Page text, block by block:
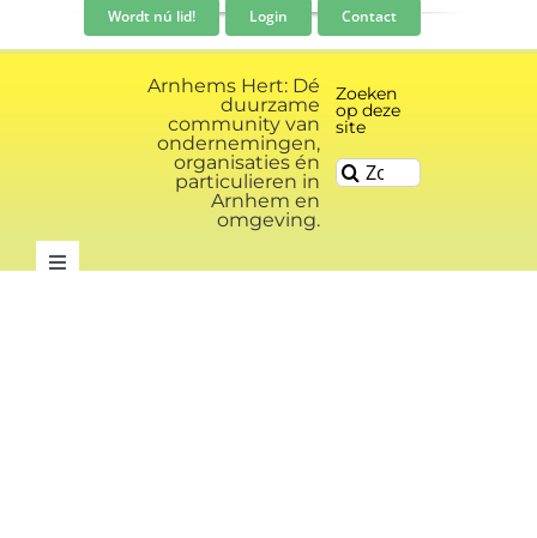
inhoud
Wordt nú lid! Login Contact
Arnhems Hert: Dé
duurzame
community van
ondernemingen,
organisaties én
particulieren in
Arnhem en
omgeving.
Zoeken
op deze
site
Zoeken
naar:
Toggle